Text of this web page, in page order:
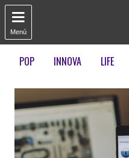

Menú
POP INNOVA LIFE